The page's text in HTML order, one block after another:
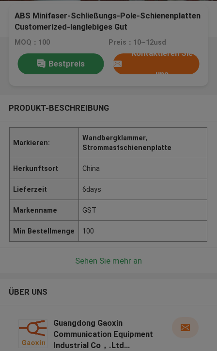
ABS Minifaser-Schließungs-Pole-Schienenplatten
Customerized-langlebiges Gut
MOQ：100 Preis：10~12usd
Bestpreis
Kontaktieren Sie
uns
PRODUKT-BESCHREIBUNG
Markieren:
Wandbergklammer,
Strommastschienenplatte
Herkunftsort China
Lieferzeit 6days
Markenname GST
Min Bestellmenge 100
Sehen Sie mehr an
ÜBER UNS
Guangdong Gaoxin
Communication Equipment
Industrial Co，.Ltd